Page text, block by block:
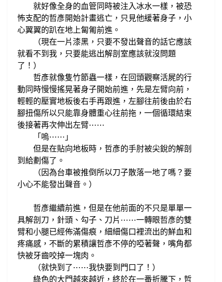
就好像全身的血管同時被注入冰水一樣， 被恐
怖支配的哲彥開始計畫逃亡， 只見他緩著身子，小
心翼翼的趴在地上匐匍前進 。
（現在一片漆黑，只要不發出聲音的話它應該
就看不到我，只要能逃出解剖室應該就沒問題
了！）
哲彥就像隻竹節蟲一樣， 在回頭觀察活屍的行
動同時慢慢搖晃著身子開始前進，先是左臂向前，
輕輕的壓實地板後右手再跟進， 左腳往前後由於右
腳扭傷所以只能靠身體重心往前拖， 一個循環結束
後接著再次伸出左臂⋯⋯
「嗚⋯⋯ 」
但是在貼向地板時， 哲彥的手肘被尖銳的解剖
到給劃傷了。
（因為台車被推倒所以刀子散落一地了嗎？要
小心不能發出聲音。 ）
哲彥繼續前進，但是在他前面的不只是單單一
具解剖刀，針頭、勾子、刀片 ⋯⋯一轉眼哲彥的雙
臂和小腿已經佈滿傷痕， 細細傷口裡流出的鮮血和
疼痛感， 不斷的累積讓哲彥不停的啞著聲， 嘴角都
快被牙齒咬掉一塊肉。
（就快到了⋯⋯我快要到門口了！）
綠色的大門越來越近 ，終於在一番折騰下，哲